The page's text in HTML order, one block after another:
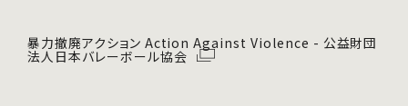
暴力撤廃アクション Action Against Violence - 公益財団
法人日本バレーボール協会